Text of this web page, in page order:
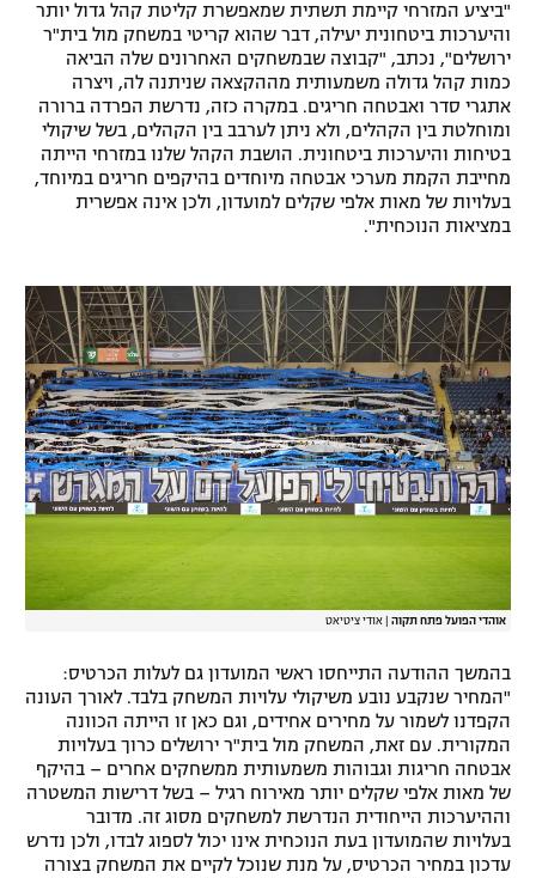
"ביציע המזרחי קיימת תשתית שמאפשרת קליטת קהל גדול יותר
והיערכות ביטחונית יעילה, דבר שהוא קריטי במשחק מול בית"ר
ירושלים", נכתב, "קבוצה שבמשחקים האחרונים שלה הביאה
כמות קהל גדולה משמעותית מההקצאה שניתנה לה, ויצרה
אתגרי סדר ואבטחה חריגים. במקרה כזה, נדרשת הפרדה ברורה
ומוחלטת בין הקהלים, ולא ניתן לערבב בין הקהלים, בשל שיקולי
בטיחות והיערכות ביטחונית. הושבת הקהל שלנו במזרחי הייתה
מחייבת הקמת מערכי אבטחה מיוחדים בהיקפים חריגים במיוחד,
בעלויות של מאות אלפי שקלים למועדון, ולכן אינה אפשרית
במציאות הנוכחית".
אוהדי הפועל פתח תקוה אודי ציטיאט
בהמשך ההודעה התייחסו ראשי המועדון גם לעלות הכרטיס:
"המחיר שנקבע נובע משיקולי עלויות המשחק בלבד. לאורך העונה
הקפדנו לשמור על מחירים אחידים, וגם כאן זו הייתה הכוונה
המקורית. עם זאת, המשחק מול בית"ר ירושלים כרוך בעלויות
אבטחה חריגות וגבוהות משמעותית ממשחקים אחרים – בהיקף
של מאות אלפי שקלים יותר מאירוח רגיל – בשל דרישות המשטרה
וההיערכות הייחודית הנדרשת למשחקים מסוג זה. מדובר
בעלויות שהמועדון בעת הנוכחית אינו יכול לספוג לבדו, ולכן נדרש
עדכון במחיר הכרטיס, על מנת שנוכל לקיים את המשחק בצורה